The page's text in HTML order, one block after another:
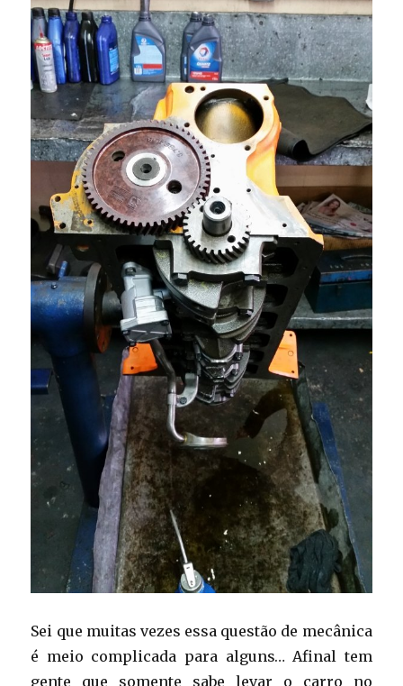
Sei que muitas vezes essa questão de mecânica
é meio complicada para alguns… Afinal tem
gente que somente sabe levar o carro no